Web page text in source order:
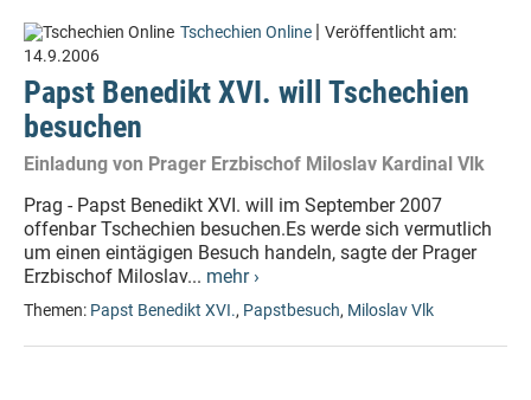
Tschechien Online | Veröffentlicht am:
14.9.2006
Papst Benedikt XVI. will Tschechien
besuchen
Einladung von Prager Erzbischof Miloslav Kardinal Vlk
Prag - Papst Benedikt XVI. will im September 2007
offenbar Tschechien besuchen.Es werde sich vermutlich
um einen eintägigen Besuch handeln, sagte der Prager
Erzbischof Miloslav... mehr ›
Themen: Papst Benedikt XVI., Papstbesuch, Miloslav Vlk